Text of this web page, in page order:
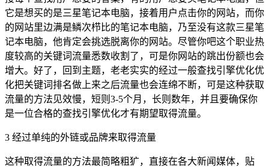
它是想买的是三星笔记本电脑，接着用户点击你的网站，而你
的网站里边满是鳞次栉比的笔记本电脑，乃至没有这款三星笔
记本电脑，他肯定会挑选脱离你的网站。尽管你吧这个职业热
度较高的关键词流量悉数收割了，可是你网站的跳出份额也会
增大。好了，回到主题，老老实实的经过一般查找引擎优化优
化把关键词排名做上来之后流量也会连绵不断，可是这种获取
流量的方法见效慢，短则3-5个月，长则数年，并且要确保你
是一位合格的查找引擎优化才有期望取得流量。
3 经过单纯的外链或品牌来取得流量
这种取得流量的方法最简略粗犷，直接在各大新闻媒体，贴